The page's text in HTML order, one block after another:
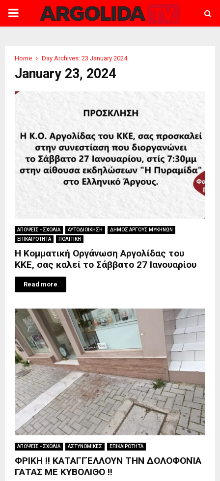
PRIMARY
Home Day Archives: 23 January 2024
January 23, 2024
ΑΠΟΨΕΙΣ - ΣΧΟΛΙΑ ΑΥΤΟΔΙΟΙΚΗΣΗ
ΔΗΜΟΣ ΑΡΓΟΥΣ ΜΥΚΗΝΩΝ
ΕΠΙΚΑΙΡΟΤΗΤΑ
ΠΟΛΙΤΙΚΗ
Η Κομματική Οργάνωση Αργολίδας του
ΚΚΕ, σας καλεί το Σάββατο 27 Ιανουαρίου
Read more
ΑΠΟΨΕΙΣ - ΣΧΟΛΙΑ ΑΣΤΥΝΟΜΙΚΕΣ ΕΠΙΚΑΙΡΟΤΗΤΑ
ΦΡΙΚΗ !! ΚΑΤΑΓΓΈΛΛΟΥΝ ΤΗΝ ΔΟΛΟΦΟΝΊΑ
ΓΑΤΑΣ ΜΕ ΚΥΒΟΛΙΘΟ !!